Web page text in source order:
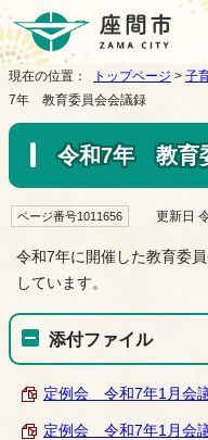
現在の位置： トップページ > 子
7年 教育委員会会議録
令和7年 教育
ページ番号1011656 更新日
令和7年に開催した教育委
しています。
添付ファイル
定例会 令和7年1月会
定例会 令和7年1月会